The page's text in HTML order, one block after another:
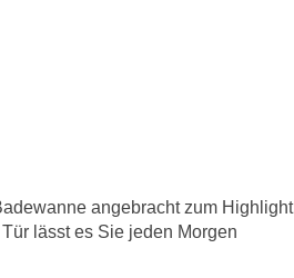
angebracht zum Highlight
lässt es Sie jeden Morgen